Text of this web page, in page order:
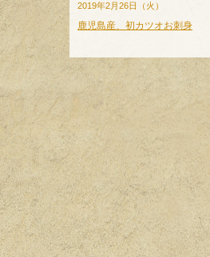
2019年2月26日（火）
鹿児島産、初カツオお刺身